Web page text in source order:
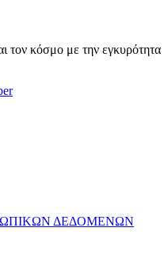
τον κόσμο με την εγκυρότητα
ΔΕΔΟΜΕΝΩΝ